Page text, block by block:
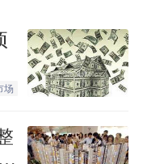
过程中有一条
租赁”。所
的法拍房。
与卖房者签订
场